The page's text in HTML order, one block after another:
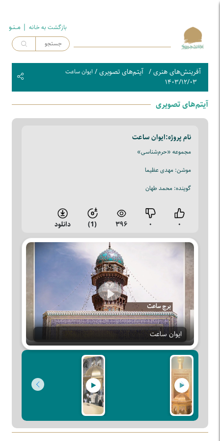
بازگشت به خـانه | مــنـو
آفرینش‌های هنری/ آیتم‌های تصویری/ ایوان ساعت
۱۴۰۳/۱۲/۰۳
آیتم‌های تصویری
نام پروژه:ایوان ساعت
مجموعه «حرم‌شناسی»
موشن: مهدی عظیما
گوینده: محمد طهان
۰ ۰ ۳۹۶ (1) دانلود
Play
ایوان ساعت